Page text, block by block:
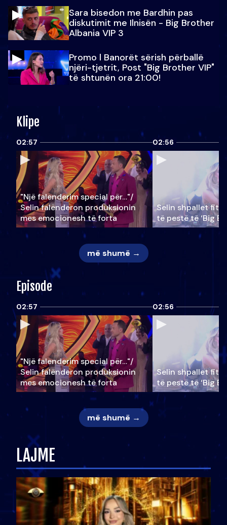
Sara bisedon me Bardhin pas
diskutimit me Ilnisën - Big Brother
Albania VIP 3
Promo l Banorët sërish përballë
njëri-tjetrit, Post "Big Brother VIP"
të shtunën ora 21:00!
Klipe
02:57
"Një falenderim special për…"/
Selin falënderon produksionin
mes emocionesh të forta
02:56
Selin shpallet
të pestë të ‘Big
më shumë →
Episode
02:57
"Një falenderim special për…"/
Selin falënderon produksionin
mes emocionesh të forta
02:56
Selin shpallet
të pestë të ‘Big
më shumë →
LAJME